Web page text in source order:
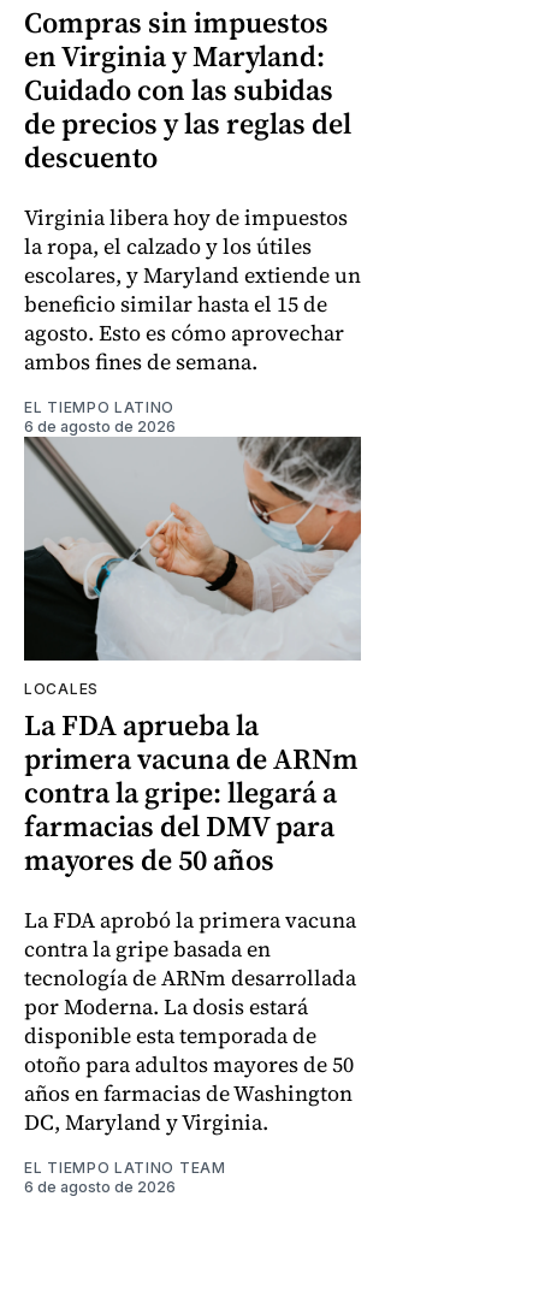
Compras sin impuestos
en Virginia y Maryland:
Cuidado con las subidas
de precios y las reglas del
descuento
Virginia libera hoy de impuestos
la ropa, el calzado y los útiles
escolares, y Maryland extiende un
beneficio similar hasta el 15 de
agosto. Esto es cómo aprovechar
ambos fines de semana.
EL TIEMPO LATINO
6 de agosto de 2026
LOCALES
La FDA aprueba la
primera vacuna de ARNm
contra la gripe: llegará a
farmacias del DMV para
mayores de 50 años
La FDA aprobó la primera vacuna
contra la gripe basada en
tecnología de ARNm desarrollada
por Moderna. La dosis estará
disponible esta temporada de
otoño para adultos mayores de 50
años en farmacias de Washington
DC, Maryland y Virginia.
EL TIEMPO LATINO TEAM
6 de agosto de 2026